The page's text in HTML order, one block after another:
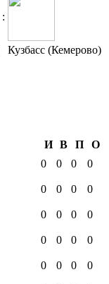
:
Кузбасс (Кемерово)
И В П
О
0 0 0 0
0 0 0 0
0 0 0 0
0 0 0 0
0 0 0 0